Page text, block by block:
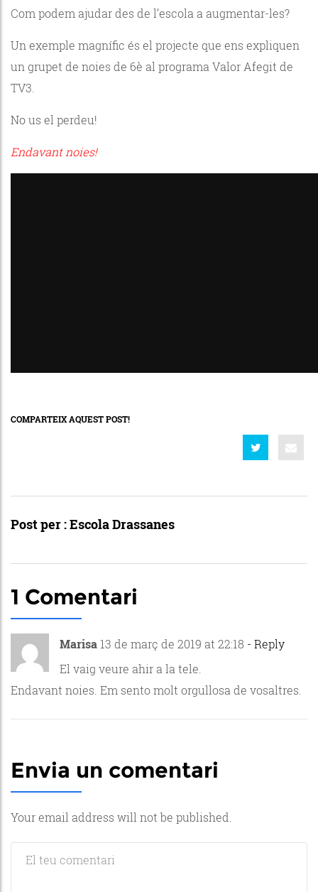
Com podem ajudar des de l’escola a augmentar-les?
Un exemple magnífic és el projecte que ens expliquen
un grupet de noies de 6è al programa Valor Afegit de
TV3.
No us el perdeu!
Endavant noies!
COMPARTEIX AQUEST POST!
Post per :Escola Drassanes
1 Comentari
Marisa 13 de març de 2019 at 22:18 - Reply
El vaig veure ahir a la tele.
Endavant noies. Em sento molt orgullosa de vosaltres.
Envia un comentari
Your email address will not be published.